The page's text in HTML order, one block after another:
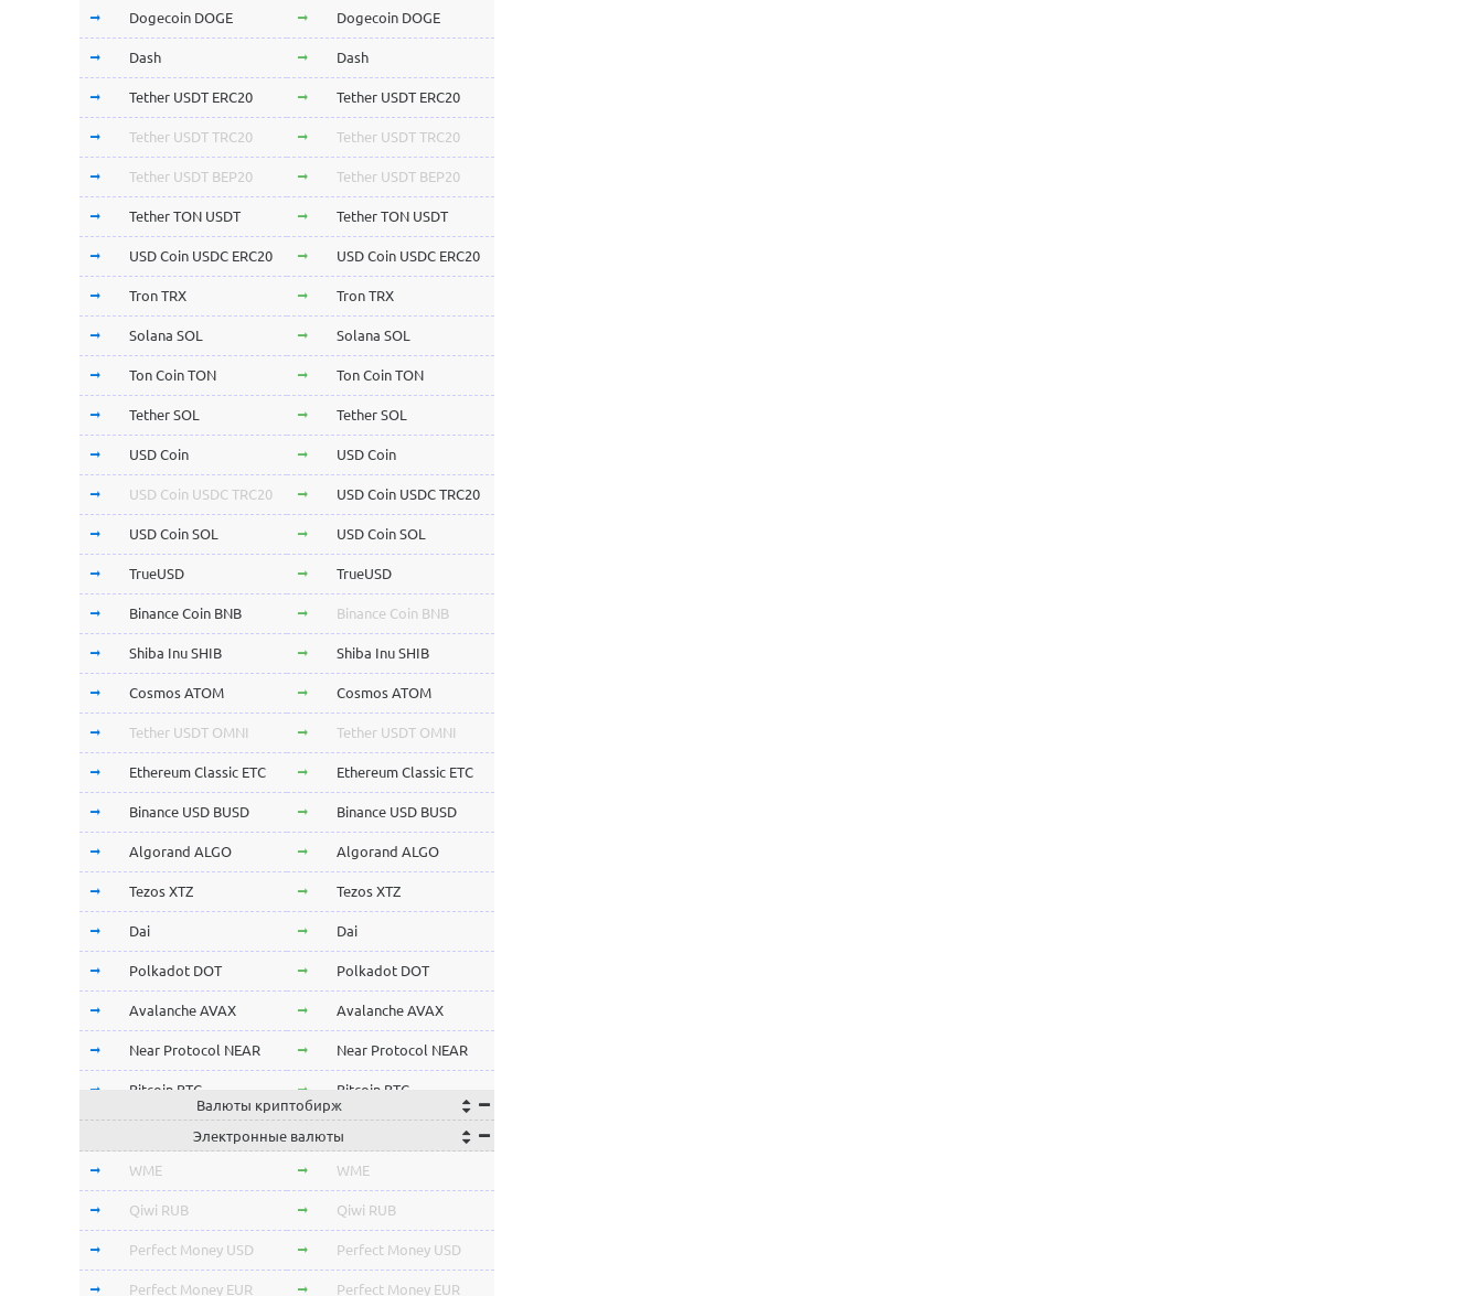
Dogecoin DOGE Dogecoin DOGE
Dash Dash
Tether USDT ERC20 Tether USDT ERC20
Tether USDT TRC20 Tether USDT TRC20
Tether USDT BEP20 Tether USDT BEP20
Tether TON USDT Tether TON USDT
USD Coin USDC ERC20 USD Coin USDC ERC20
Tron TRX Tron TRX
Solana SOL Solana SOL
Ton Coin TON Ton Coin TON
Tether SOL Tether SOL
USD Coin USD Coin
USD Coin USDC TRC20 USD Coin USDC TRC20
USD Coin SOL USD Coin SOL
TrueUSD TrueUSD
Binance Coin BNB Binance Coin BNB
Shiba Inu SHIB Shiba Inu SHIB
Cosmos ATOM Cosmos ATOM
Tether USDT OMNI Tether USDT OMNI
Ethereum Classic ETC Ethereum Classic ETC
Binance USD BUSD Binance USD BUSD
Algorand ALGO Algorand ALGO
Tezos XTZ Tezos XTZ
Dai Dai
Polkadot DOT Polkadot DOT
Avalanche AVAX Avalanche AVAX
Near Protocol NEAR Near Protocol NEAR
Bitcoin BTC Bitcoin BTC
Terra LUNA
Cardano ADA Cardano ADA
OmiseGo OMG OmiseGo OMG
Verge XVG Verge XVG
BitTorrent BTT BitTorrent BTT
Валюты криптобирж
Электронные валюты
WME WME
Qiwi RUB Qiwi RUB
Perfect Money USD Perfect Money USD
Perfect Money EUR Perfect Money EUR